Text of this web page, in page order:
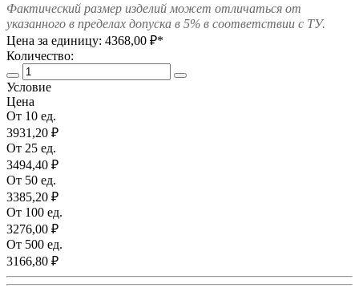
Фактический размер изделий может отличаться от
указанного в пределах допуска в 5% в соответствии с ТУ.
Цена за единицу: 4368,00 ₽*
Количество:
Условие
Цена
От 10 ед.
3931,20 ₽
От 25 ед.
3494,40 ₽
От 50 ед.
3385,20 ₽
От 100 ед.
3276,00 ₽
От 500 ед.
3166,80 ₽